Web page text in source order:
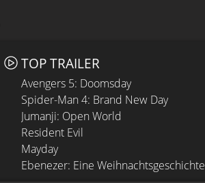
TOP TRAILER
Avengers 5: Doomsday
Spider-Man 4: Brand New Day
Jumanji: Open World
Resident Evil
Mayday
Ebenezer: Eine Weihnachtsgeschichte